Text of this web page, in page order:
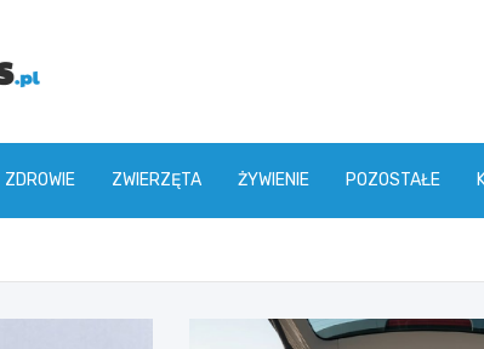
ZDROWIE ZWIERZĘTA ŻYWIENIE POZOSTAŁE